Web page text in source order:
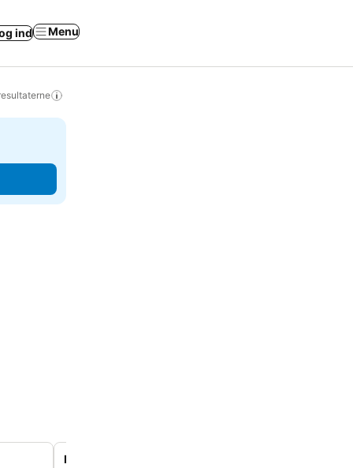
ind Menu
Fantastiske fitness- og wellnessfaciliteter